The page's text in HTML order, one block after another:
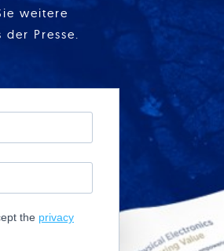
weitere
Presse.